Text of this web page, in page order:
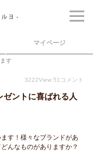
マイページ
す
3222View 51 コメント
ントに喜ばれる人
す！様々なブランドがあ
んなものがありますか？